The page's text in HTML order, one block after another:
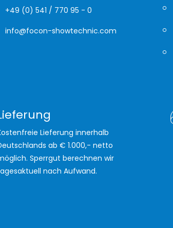
+49 (0) 541 / 770 95 - 0
info@focon-showtechnic.com
Lieferung innerhalb
ab € 1.000,- netto
Sperrgut berechnen wir
nach Aufwand.